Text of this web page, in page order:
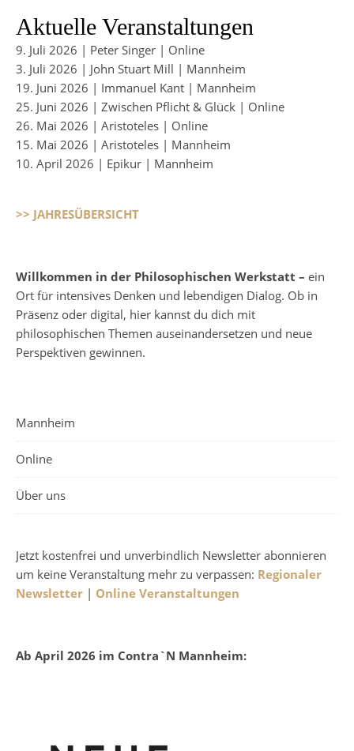
Aktuelle Veranstaltungen
9. Juli 2026 | Peter Singer | Online
3. Juli 2026 | John Stuart Mill | Mannheim
19. Juni 2026 | Immanuel Kant | Mannheim
25. Juni 2026 | Zwischen Pflicht & Glück | Online
26. Mai 2026 | Aristoteles | Online
15. Mai 2026 | Aristoteles | Mannheim
10. April 2026 | Epikur | Mannheim
>> JAHRESÜBERSICHT
Willkommen in der Philosophischen Werkstatt – ein
Ort für intensives Denken und lebendigen Dialog. Ob in
Präsenz oder digital, hier kannst du dich mit
philosophischen Themen auseinandersetzen und neue
Perspektiven gewinnen.
Mannheim
Online
Über uns
Jetzt kostenfrei und unverbindlich Newsletter abonnieren
um keine Veranstaltung mehr zu verpassen: Regionaler
Newsletter | Online Veranstaltungen
Ab April 2026 im Contra`N Mannheim: